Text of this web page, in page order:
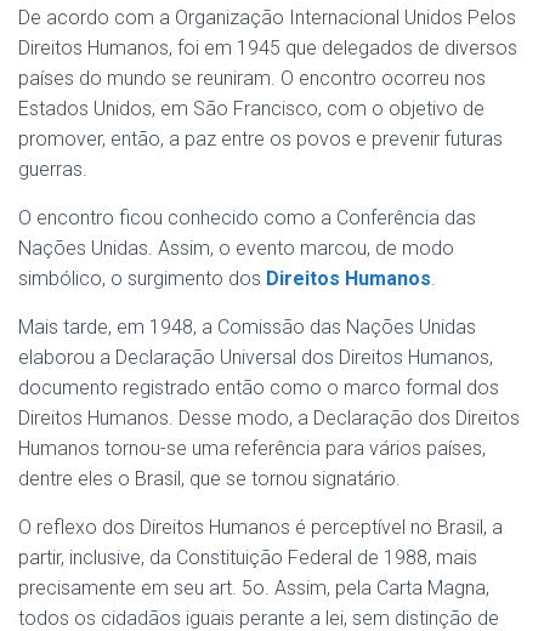
De acordo com a Organização Internacional Unidos Pelos
Direitos Humanos, foi em 1945 que delegados de diversos
países do mundo se reuniram. O encontro ocorreu nos
Estados Unidos, em São Francisco, com o objetivo de
promover, então, a paz entre os povos e prevenir futuras
guerras.
O encontro ficou conhecido como a Conferência das
Nações Unidas. Assim, o evento marcou, de modo
simbólico, o surgimento dos Direitos Humanos.
Mais tarde, em 1948, a Comissão das Nações Unidas
elaborou a Declaração Universal dos Direitos Humanos,
documento registrado então como o marco formal dos
Direitos Humanos. Desse modo, a Declaração dos Direitos
Humanos tornou-se uma referência para vários países,
dentre eles o Brasil, que se tornou signatário.
O reflexo dos Direitos Humanos é perceptível no Brasil, a
partir, inclusive, da Constituição Federal de 1988, mais
precisamente em seu art. 5o. Assim, pela Carta Magna,
todos os cidadãos iguais perante a lei, sem distinção de